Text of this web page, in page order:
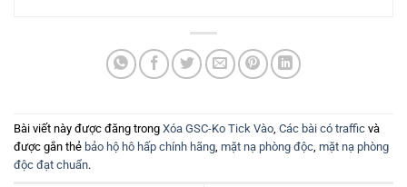
Bài viết này được đăng trong Xóa GSC-Ko Tick Vào Các bài có traffic và
được gắn thẻ bảo hộ hô hấp chính hãng mặt nạ phòng độc mặt nạ phòng
độc đạt chuẩn.